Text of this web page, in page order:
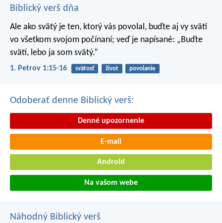
Biblický verš dňa
Ale ako svätý je ten, ktorý vás povolal, buďte aj vy svätí
vo všetkom svojom počínaní; veď je napísané: „Buďte
svätí, lebo ja som svätý.“
1. Petrov 1:15-16 svätosť život povolanie
Odoberať denne Biblický verš:
Denné upozornenie
E-mail
Android
Na vašom webe
Náhodný Biblický verš